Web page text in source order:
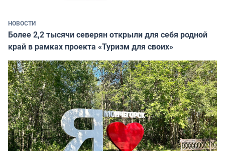
НОВОСТИ
Более 2,2 тысячи северян открыли для себя родной
край в рамках проекта «Туризм для своих»